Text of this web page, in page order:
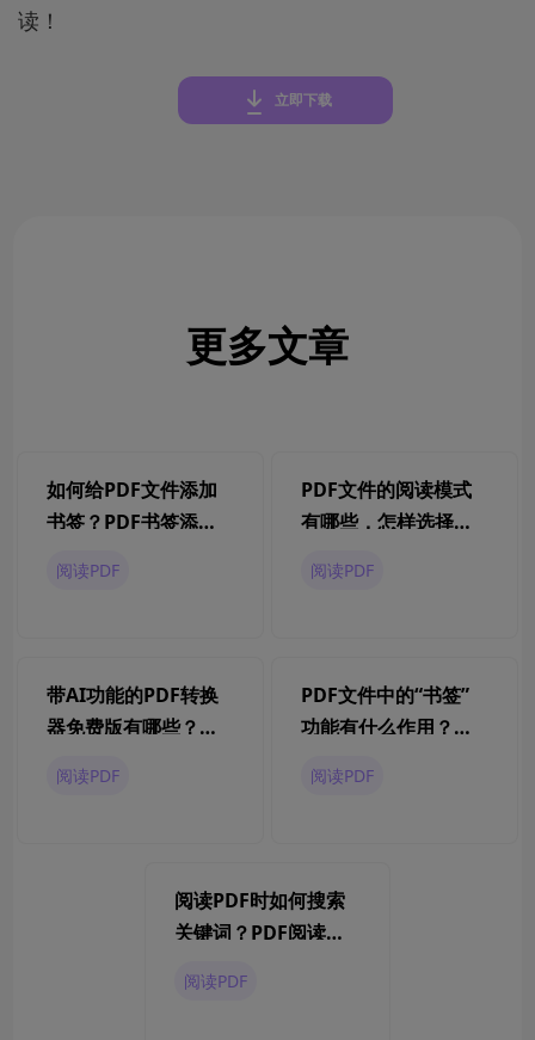
读！
立即下载
更多文章
如何给PDF文件添加
书签？PDF书签添加
阅读PDF
PDF文件的阅读模式
有哪些，怎样选择最
阅读PDF
带AI功能的PDF转换
器免费版有哪些？
阅读PDF
PDF文件中的“书签”
功能有什么作用？如
阅读PDF
阅读PDF时如何搜索
关键词？PDF阅读器
巧？
阅读PDF